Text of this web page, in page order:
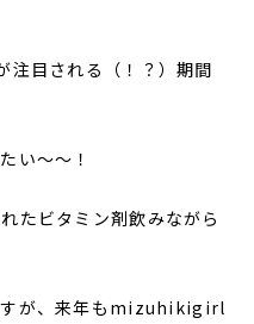
注目される（！？）期間
い～～！
たビタミン剤飲みながら
すが、来年もmizuhikigirl